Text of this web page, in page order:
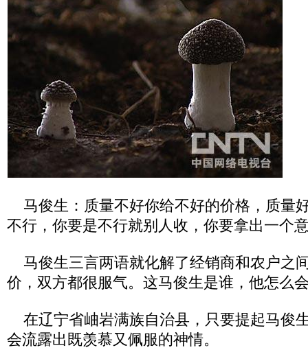
马俊生：质量不好你给不好的价格，质量
不行，你要是不行就别人收，你要拿出一个
马俊生三言两语就化解了经销商和农户之
价，双方都很服气。这马俊生是谁，他怎么
在辽宁省岫岩满族自治县，只要提起马俊
会流露出既羡慕又佩服的神情。